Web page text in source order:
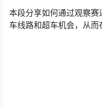
本段分享如何通过观察
车线路和超车机会，从而